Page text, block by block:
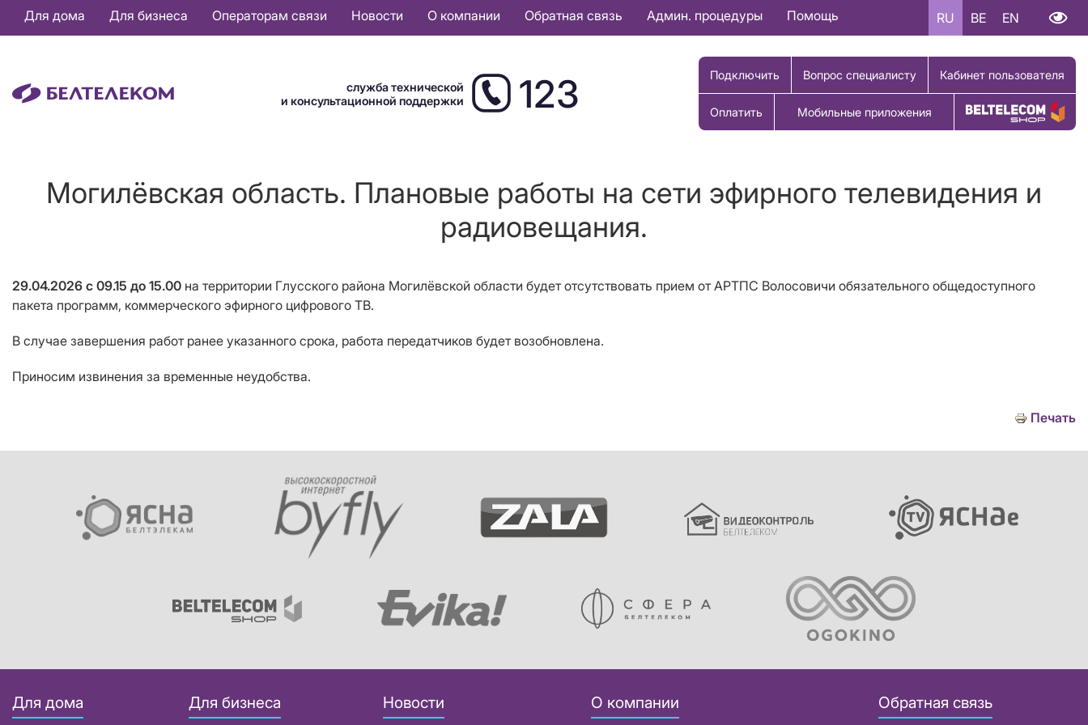
Основная
навигация
Для дома Для бизнеса Операторам связи Новости О компании Обратная связь Админ. процедуры Помощь RU BE EN
служба технической
и консультационной поддержки
123 Подключить Вопрос специалисту Кабинет пользователя
Оплатить Мобильные приложения Купить товар
Могилёвская область. Плановые работы на сети эфирного телевидения и
радиовещания.
29.04.2026 с 09.15 до 15.00 на территории Глусского района Могилёвской области будет отсутствовать прием от АРТПС Волосовичи обязательного общедоступного
пакета программ, коммерческого эфирного цифрового ТВ.
В случае завершения работ ранее указанного срока, работа передатчиков будет возобновлена.
Приносим извинения за временные неудобства.
Печать
Для дома Для бизнеса Новости О компании Обратная связь